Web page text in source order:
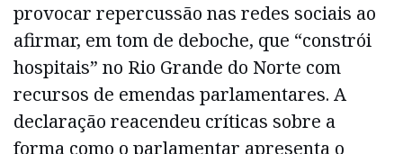
provocar repercussão nas redes sociais ao
afirmar, em tom de deboche, que “constrói
hospitais” no Rio Grande do Norte com
recursos de emendas parlamentares. A
declaração reacendeu críticas sobre a
forma como o parlamentar apresenta o